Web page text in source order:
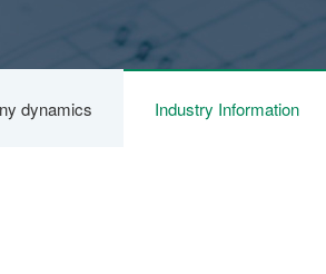
dynamics Industry Information